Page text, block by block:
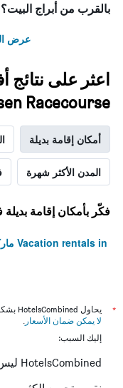
بالقرب من أبراج البيت؟
عرض
Racecourse
أمكان إقامة بديلة
المدن الأكثر شهرة
فكّر بأمكان إقامة
Vacation rentals in ماركت رازين
*
يحاول HotelsCombined بشكل دائم الحصول على الأسعار الدقيقة، ولكن
لا يمكن ضمان الأسعار .
إليك السبب:
HotelsCombined ليس البائع